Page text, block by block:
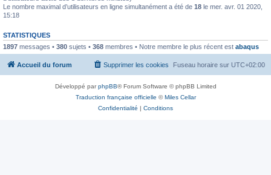
Le nombre maximal d’utilisateurs en ligne simultanément a été de 18 le mer. avr. 01 2020,
15:18
STATISTIQUES
1897 messages • 380 sujets • 368 membres • Notre membre le plus récent est abaqus
Accueil du forum Fuseau horaire sur UTC+02:00
Supprimer les cookies
Développé parphpBB® Forum Software © phpBB Limited
Traduction française officielle ©Miles Cellar
Confidentialité | Conditions